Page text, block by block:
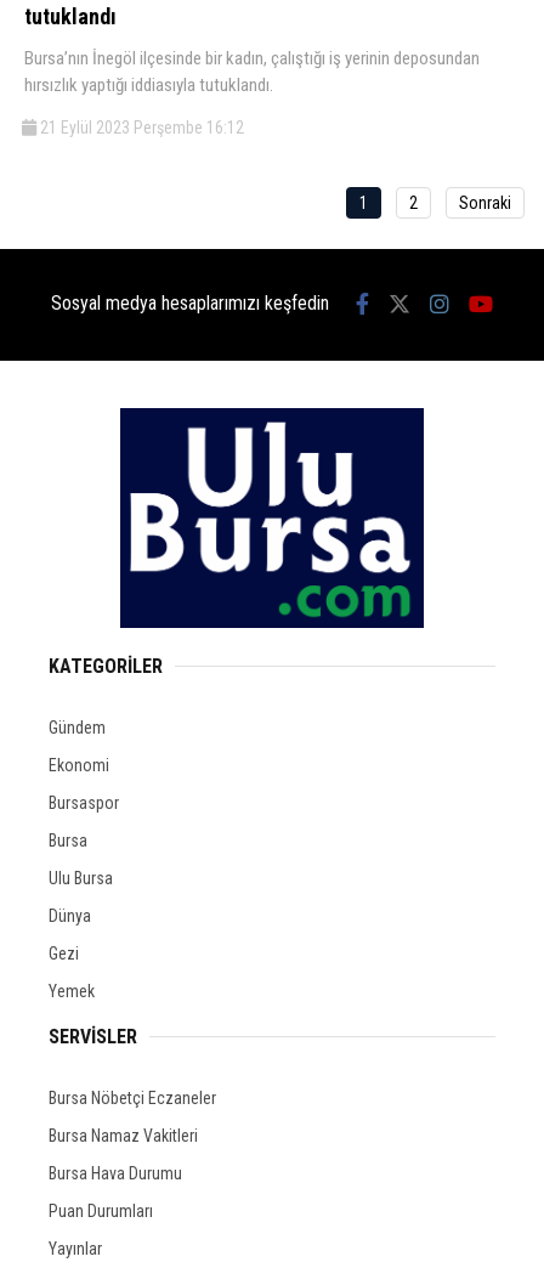
tutuklandı
Bursa’nın İnegöl ilçesinde bir kadın, çalıştığı iş yerinin deposundan
hırsızlık yaptığı iddiasıyla tutuklandı.
21 Eylül 2023 Perşembe 16:12
1 2 Sonraki
Sosyal medya hesaplarımızı keşfedin
KATEGORİLER
Gündem
Ekonomi
Bursaspor
Bursa
Ulu Bursa
Dünya
Gezi
Yemek
SERVİSLER
Bursa Nöbetçi Eczaneler
Bursa Namaz Vakitleri
Bursa Hava Durumu
Puan Durumları
Yayınlar